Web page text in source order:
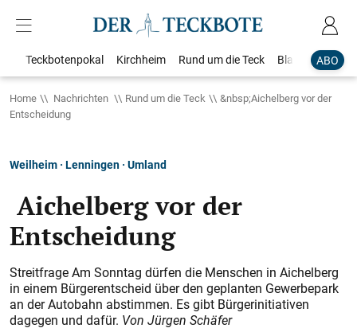
ABO
Teckbotenpokal Kirchheim Rund um die Teck Blaulicht
Home Nachrichten Rund um die Teck
&nbsp;Aichelberg vor der
Entscheidung
Weilheim · Lenningen · Umland
Aichelberg vor der
Entscheidung
Streitfrage Am Sonntag dürfen die Menschen in Aichelberg
in einem Bürgerentscheid über den geplanten Gewerbepark
an der Autobahn abstimmen. Es gibt Bürgerinitiativen
dagegen und dafür. Von Jürgen Schäfer